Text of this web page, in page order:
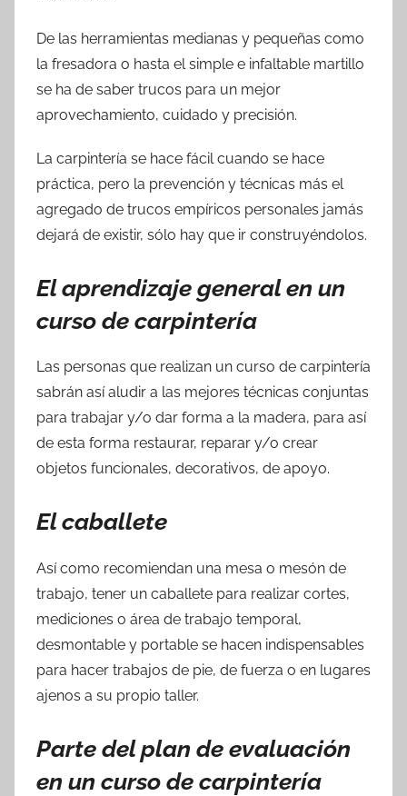
De las herramientas medianas y pequeñas como
la fresadora o hasta el simple e infaltable martillo
se ha de saber trucos para un mejor
aprovechamiento, cuidado y precisión.
La carpintería se hace fácil cuando se hace
práctica, pero la prevención y técnicas más el
agregado de trucos empíricos personales jamás
dejará de existir, sólo hay que ir construyéndolos.
El aprendizaje general en un
curso de carpintería
Las personas que realizan un curso de carpintería
sabrán así aludir a las mejores técnicas conjuntas
para trabajar y/o dar forma a la madera, para así
de esta forma restaurar, reparar y/o crear
objetos funcionales, decorativos, de apoyo.
El caballete
Así como recomiendan una mesa o mesón de
trabajo, tener un caballete para realizar cortes,
mediciones o área de trabajo temporal,
desmontable y portable se hacen indispensables
para hacer trabajos de pie, de fuerza o en lugares
ajenos a su propio taller.
Parte del plan de evaluación
en un curso de carpintería